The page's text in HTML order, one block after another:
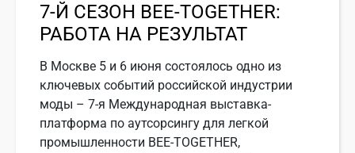
7-Й СЕЗОН BEE-TOGETHER:
РАБОТА НА РЕЗУЛЬТАТ
В Москве 5 и 6 июня состоялось одно из
ключевых событий российской индустрии
моды – 7-я Международная выставка-
платформа по аутсорсингу для легкой
промышленности BEE-TOGETHER,